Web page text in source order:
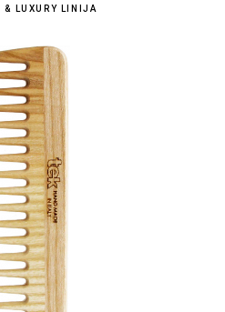
& LUXURY LINIJA